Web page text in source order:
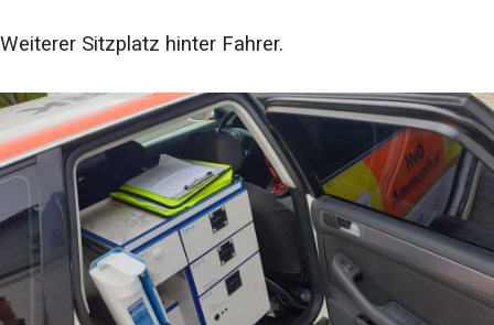
Weiterer Sitzplatz hinter Fahrer.